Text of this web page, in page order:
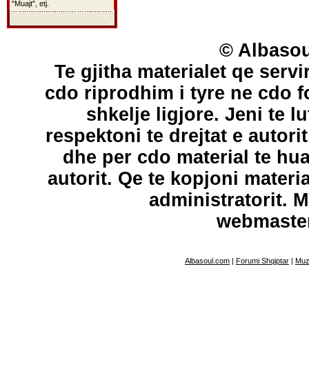
"Muajt", etj.
©
Te gjitha materialet qe
cdo riprodhim i tyre ne cdo
shkelje ligjore. Jeni te
respektoni te drejtat e
dhe per cdo material te
autorit. Qe te kopjoni
administratorit.
Albasoul.com | Forumi Shqiptar |